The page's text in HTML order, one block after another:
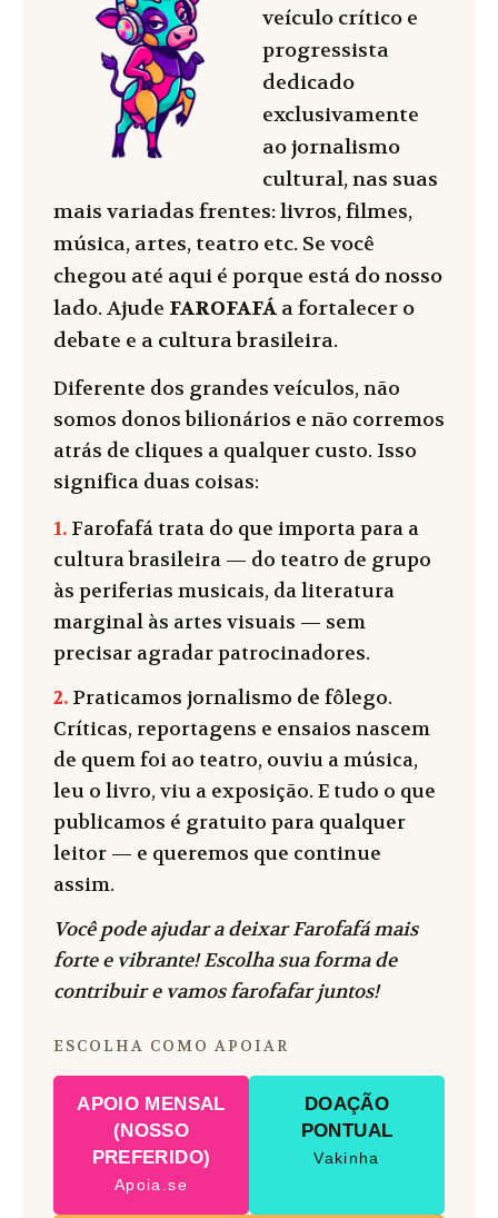
veículo crítico e
progressista
dedicado
exclusivamente
ao jornalismo
cultural, nas suas
mais variadas frentes: livros, filmes,
música, artes, teatro etc. Se você
chegou até aqui é porque está do nosso
lado. Ajude FAROFAFÁ a fortalecer o
debate e a cultura brasileira.
Diferente dos grandes veículos, não
somos donos bilionários e não corremos
atrás de cliques a qualquer custo. Isso
significa duas coisas:
1. Farofafá trata do que importa para a
cultura brasileira — do teatro de grupo
às periferias musicais, da literatura
marginal às artes visuais — sem
precisar agradar patrocinadores.
2. Praticamos jornalismo de fôlego.
Críticas, reportagens e ensaios nascem
de quem foi ao teatro, ouviu a música,
leu o livro, viu a exposição. E tudo o que
publicamos é gratuito para qualquer
leitor — e queremos que continue
assim.
Você pode ajudar a deixar Farofafá mais
forte e vibrante! Escolha sua forma de
contribuir e vamos farofafar juntos!
ESCOLHA COMO APOIAR
APOIO MENSAL
(NOSSO
PREFERIDO)
Apoia.se
DOAÇÃO
PONTUAL
Vakinha